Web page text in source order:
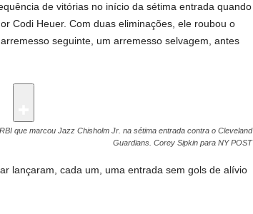
de vitórias no início da sétima entrada quando
Codi Heuer. Com duas eliminações, ele roubou o
seguinte, um arremesso selvagem, antes
que marcou Jazz Chisholm Jr. na sétima entrada contra o Cleveland
Guardians. Corey Sipkin para NY POST
lançaram, cada um, uma entrada sem gols de alívio